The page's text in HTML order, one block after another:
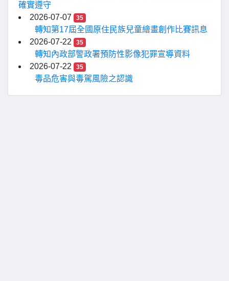
確實遵守
2026-07-07
35
轉知第17屆全國原住民族兒童繪畫創作比賽訊息
2026-07-22
35
轉知內政部警政署預防性影像犯罪宣導資料
2026-07-22
35
毒品危害與毒駕風險之認識